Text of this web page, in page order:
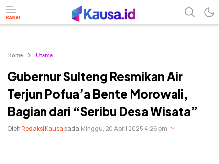
Home Utama
Gubernur Sulteng Resmikan Air
Terjun Pofua’a Bente Morowali,
Bagian dari “Seribu Desa Wisata”
OlehRedaksi Kausapada Minggu, 20 April 2025 4:26 pm